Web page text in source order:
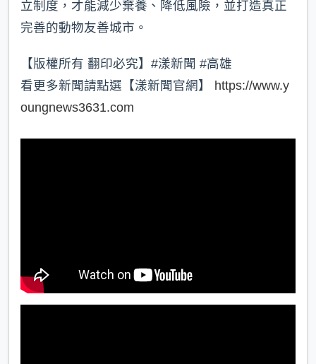
立制度，才能減少棄養、降低風險，並打造真正
完善的動物友善城市。
【版權所有 翻印必究】#漾新聞 #高雄
看更多新聞請點選【漾新聞官網】 https://www.y
oungnews3631.com